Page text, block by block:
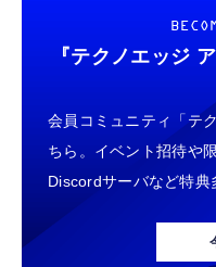
『テクノエッジ
会員コミュニティ「テ
ちら。イベント招待や
Discordサーバなど特典